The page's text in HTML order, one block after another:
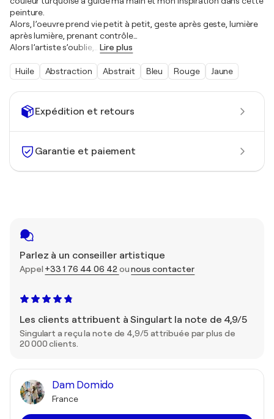
Expédition et retours
Garantie et paiement
Parlez à un conseiller artistique
Appel +33 1 76 44 06 42ounous contacter
Les clients attribuent à Singulart la note de 4,9/5
Singulart a reçu la note de 4,9/5 attribuée par plus de
20 000 clients.
Dam Domido
France
peinture.
Alors, l’oeuvre prend vie petit à petit, geste après geste, lumière
après lumière, prenant contrôle…
Alors l’artiste s’oublie,… Lire plus
Huile Abstraction Abstrait Bleu Rouge Jaune